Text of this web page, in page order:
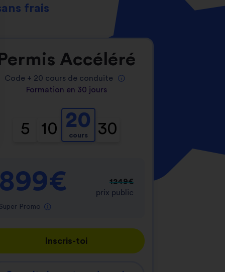
vos paramètres de confidentialité, en
frais
Permis Accéléré
Code + 20 cours de conduite
Formation en 30 jours
5 10 20
cours 30
899€
Super Promo
1249€
prix public
Inscris-toi